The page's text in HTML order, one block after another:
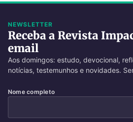
NEWSLETTER
Receba a Revista
email
Aos domingos: estudo, devocional,
notícias, testemunhos e novidades.
Nome completo